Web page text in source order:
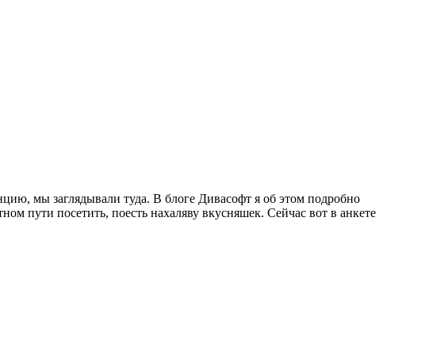
мы заглядывали туда. В блоге Дивасофт я об этом подробно
пути посетить, поесть нахаляву вкусняшек. Сейчас вот в анкете